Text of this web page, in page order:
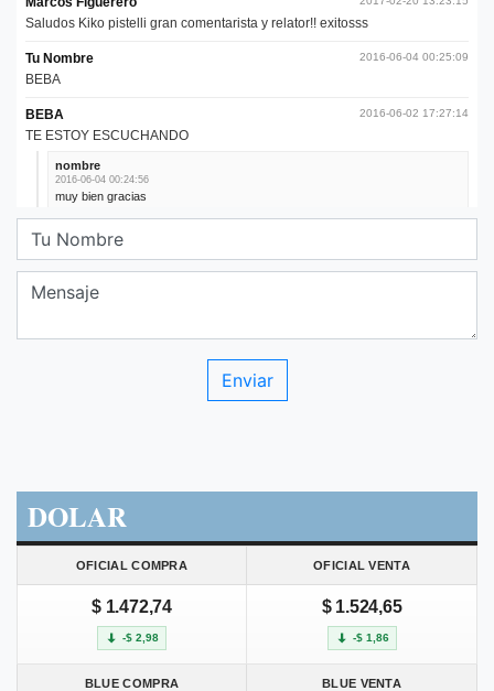
DOLAR
OFICIAL COMPRA OFICIAL VENTA
$ 1.472,74
-$ 2,98
$ 1.524,65
-$ 1,86
BLUE COMPRA BLUE VENTA